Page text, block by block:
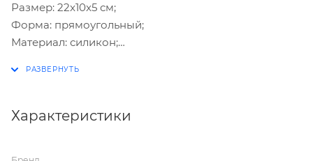
Размер: 22x10x5 см;
Форма: прямоугольный;
Материал: силикон;
Характеристики